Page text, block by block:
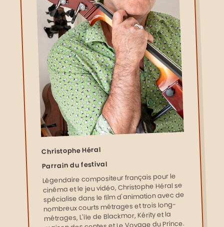
Christophe Héral
Parrain du festival
Légendaire compositeur français pour le
cinéma et le jeu vidéo, Christophe Héral se
spécialise dans le film d'animation avec de
nombreux courts métrages et trois long-
métrages, L'île de Blackmor, Kérity et la